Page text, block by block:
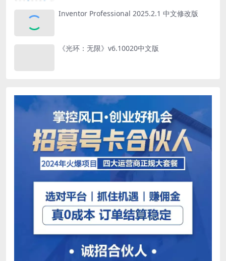
Inventor Professional 2025.2.1 中文修改版
《光环：无限》v6.10020中文版